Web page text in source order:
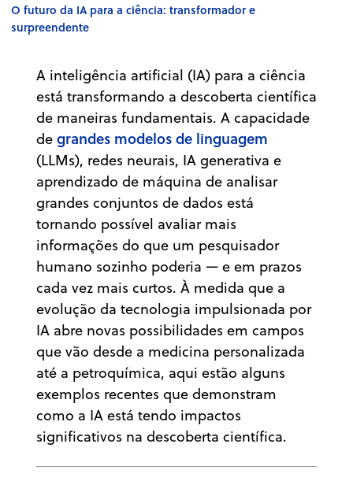
O futuro da IA para a ciência: transformador e
surpreendente
A inteligência artificial (IA) para a ciência
está transformando a descoberta científica
de maneiras fundamentais. A capacidade
de grandes modelos de linguagem
(LLMs), redes neurais, IA generativa e
aprendizado de máquina de analisar
grandes conjuntos de dados está
tornando possível avaliar mais
informações do que um pesquisador
humano sozinho poderia — e em prazos
cada vez mais curtos. À medida que a
evolução da tecnologia impulsionada por
IA abre novas possibilidades em campos
que vão desde a medicina personalizada
até a petroquímica, aqui estão alguns
exemplos recentes que demonstram
como a IA está tendo impactos
significativos na descoberta científica.